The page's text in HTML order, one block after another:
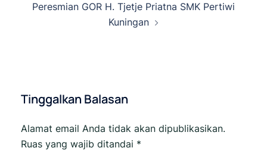
Peresmian GOR H. Tjetje Priatna SMK Pertiwi
Kuningan
Tinggalkan Balasan
Alamat email Anda tidak akan dipublikasikan.
Ruas yang wajib ditandai *